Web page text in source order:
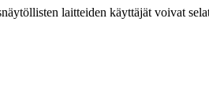
laitteiden käyttäjät voivat